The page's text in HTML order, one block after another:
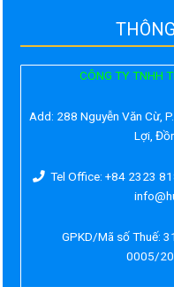
CÔNG TY TNHH
Add: 288 Nguyễn Văn Cừ,
Lợi,
Tel Office: +84 2323
GPKD/Mã số Thuế:
0005/